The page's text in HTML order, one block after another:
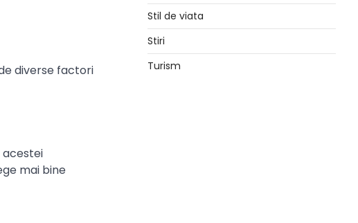
diverse factori
mai bine
Stil de viata
Stiri
Turism